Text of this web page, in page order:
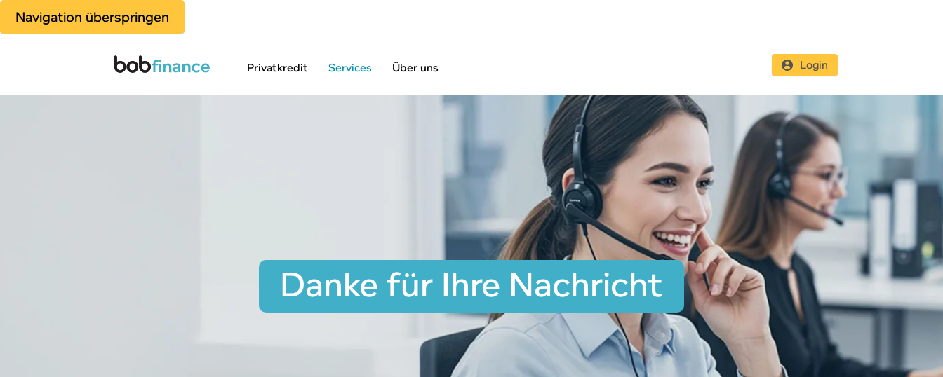
Navigation überspringen
Privatkredit Services Über uns Login
Danke für Ihre Nachricht